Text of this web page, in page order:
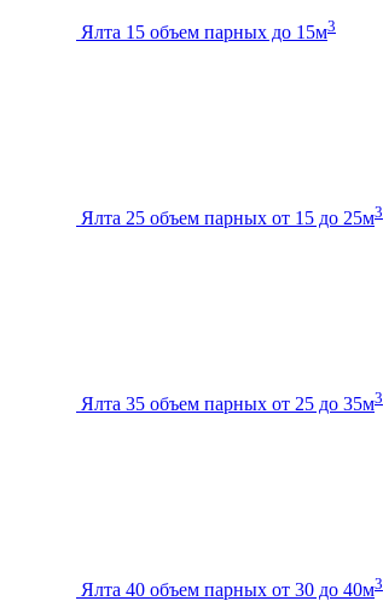
Ялта 15 объем парных до 15м3
Ялта 25 объем парных от 15 до 25м3
Ялта 35 объем парных от 25 до 35м3
Ялта 40 объем парных от 30 до 40м3